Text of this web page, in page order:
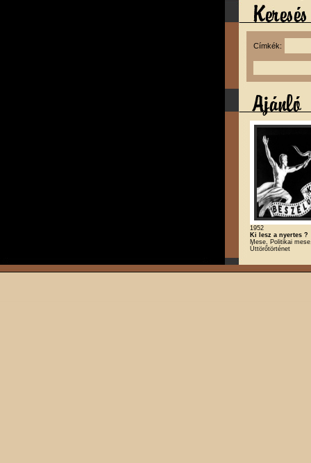
Címkék:
1952
Ki lesz a nyertes ?
Mese, Politikai
Úttörőtörténet